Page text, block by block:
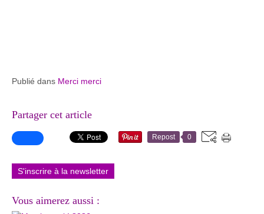
Publié dans Merci merci
Partager cet article
Repost 0
S'inscrire à la newsletter
Vous aimerez aussi :